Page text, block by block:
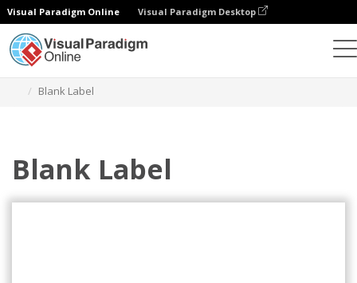
Visual Paradigm Online Visual Paradigm Desktop
Blank Label
Blank Label